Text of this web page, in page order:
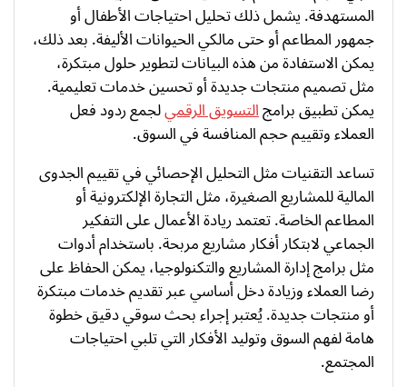
المستهدفة. يشمل ذلك تحليل احتياجات الأطفال أو
جمهور المطاعم أو حتى مالكي الحيوانات الأليفة. بعد ذلك،
يمكن الاستفادة من هذه البيانات لتطوير حلول مبتكرة،
مثل تصميم منتجات جديدة أو تحسين خدمات تعليمية.
يمكن تطبيق برامجالتسويق الرقميلجمع ردود فعل
العملاء وتقييم حجم المنافسة في السوق.
تساعد التقنيات مثل التحليل الإحصائي في تقييم الجدوى
المالية للمشاريع الصغيرة، مثل التجارة الإلكترونية أو
المطاعم الخاصة. تعتمد ريادة الأعمال على التفكير
الجماعي لابتكار أفكار مشاريع مربحة. باستخدام أدوات
مثل برامج إدارة المشاريع والتكنولوجيا، يمكن الحفاظ على
رضا العملاء وزيادة دخل أساسي عبر تقديم خدمات مبتكرة
أو منتجات جديدة. يُعتبر إجراء بحث سوقي دقيق خطوة
هامة لفهم السوق وتوليد الأفكار التي تلبي احتياجات
المجتمع.